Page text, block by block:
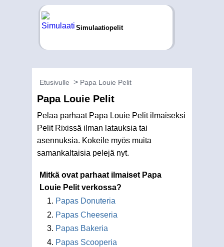
Simulaatiopelit
Etusivulle Papa Louie Pelit
Papa Louie Pelit
Pelaa parhaat Papa Louie Pelit ilmaiseksi
Pelit Rixissä ilman latauksia tai
asennuksia. Kokeile myös muita
samankaltaisia pelejä nyt.
Mitkä ovat parhaat ilmaiset Papa
Louie Pelit verkossa?
Papas Donuteria
Papas Cheeseria
Papas Bakeria
Papas Scooperia